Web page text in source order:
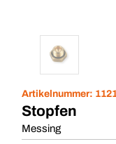
Artikelnummer:
Stopfen
Messing